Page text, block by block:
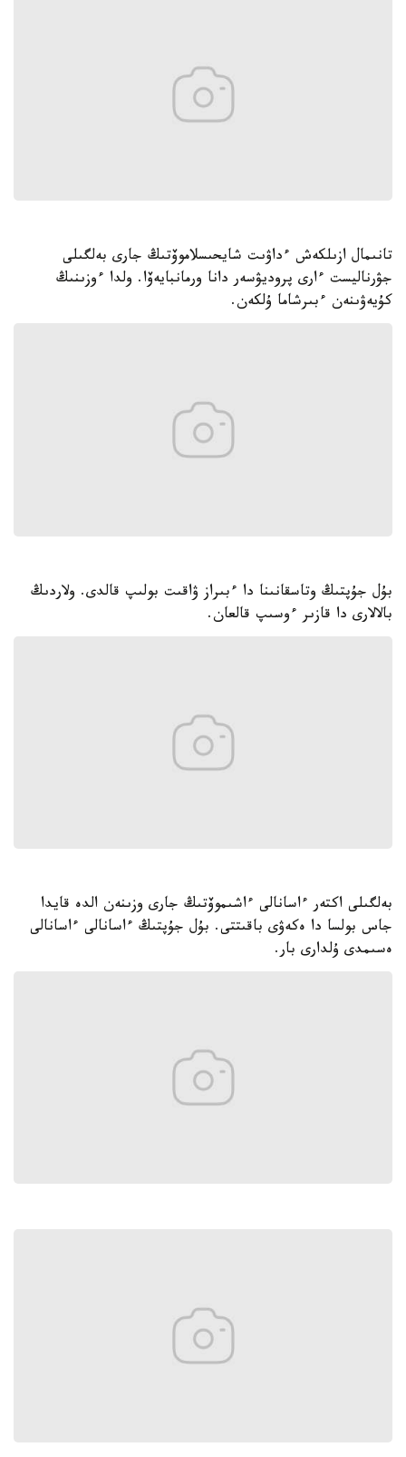
تانىمال ازىلكەش ءداۋىت شايحىسلاموۆتىڭ جارى بەلگىلى
جۋرناليست ءارى پروديۋسەر دانا ورمانبايەۆا. ولدا ءوزىنىڭ
كۇيەۋىنەن ءبىرشاما ۇلكەن.
بۇل جۇپتىڭ وتاسقانىنا دا ءبىراز ۋاقىت بولىپ قالدى. ولاردىڭ
بالالارى دا قازىر ءوسىپ قالعان.
بەلگىلى اكتەر ءاسانالى ءاشىموۆتىڭ جارى وزىنەن الدە قايدا
جاس بولسا دا ەكەۋى باقىتتى. بۇل جۇپتىڭ ءاسانالى ءاسانالى
ەسىمدى ۇلدارى بار.